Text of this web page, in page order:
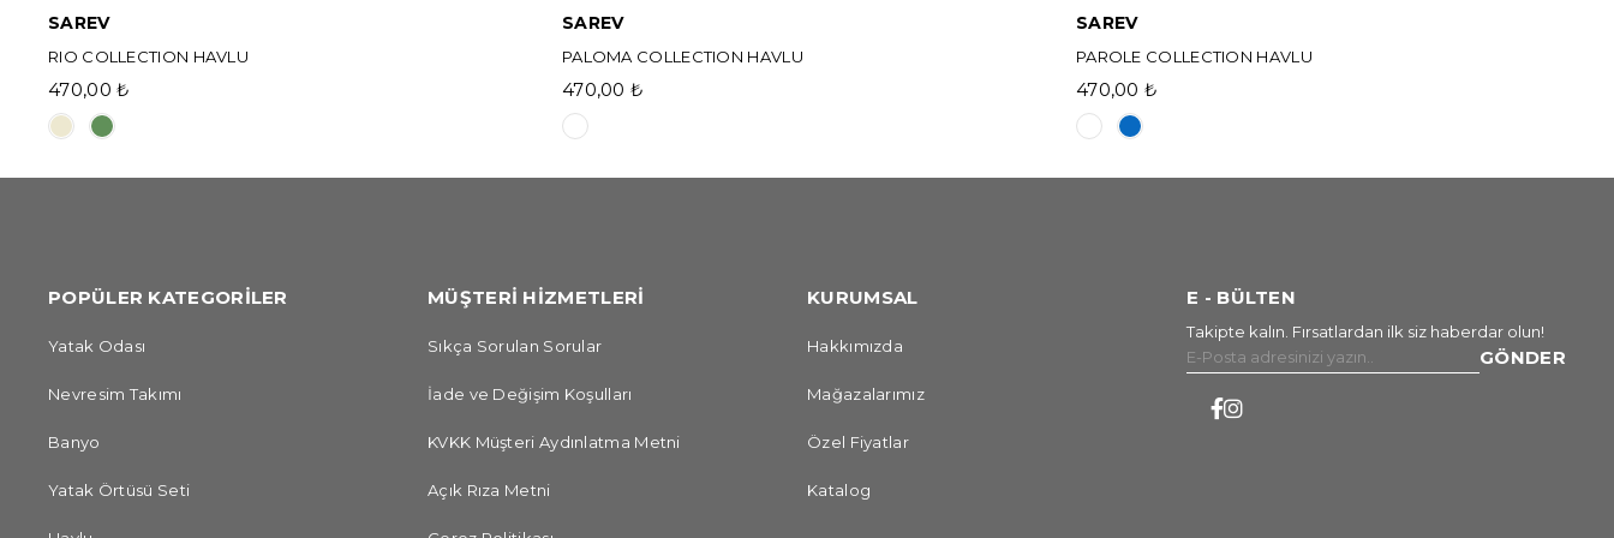
SAREV
RIO COLLECTION HAVLU
470,00 ₺
SAREV
PALOMA COLLECTION HAVLU
470,00 ₺
SAREV
PAROLE COLLECTION HAVLU
470,00 ₺
POPÜLER KATEGORİLER
Yatak Odası
Nevresim Takımı
Banyo
Yatak Örtüsü Seti
MÜŞTERİ HİZMETLERİ
Sıkça Sorulan Sorular
İade ve Değişim Koşulları
KVKK Müşteri Aydınlatma Metni
Açık Rıza Metni
KURUMSAL
Hakkımızda
Mağazalarımız
Özel Fiyatlar
Katalog
E - BÜLTEN
Takipte kalın. Fırsatlardan ilk siz haberdar olun!
GÖNDER